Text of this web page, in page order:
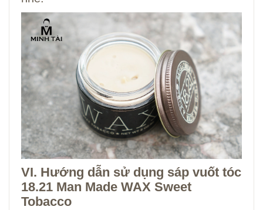
VI. Hướng dẫn sử dụng sáp vuốt tóc
18.21 Man Made WAX Sweet
Tobacco